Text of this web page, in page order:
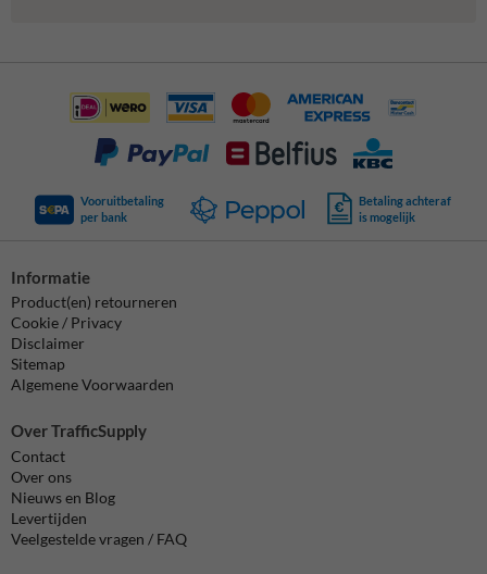
Vooruitbetaling
per bank
Betaling achteraf
is mogelijk
Informatie
Product(en) retourneren
Cookie / Privacy
Disclaimer
Sitemap
Algemene Voorwaarden
Over TrafficSupply
Contact
Over ons
Nieuws en Blog
Levertijden
Veelgestelde vragen / FAQ